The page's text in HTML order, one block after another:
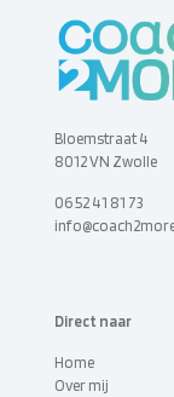
Bloemstraat 4
8012 VN Zwolle
06 52 41 81 73
Direct naar
Home
Over mij